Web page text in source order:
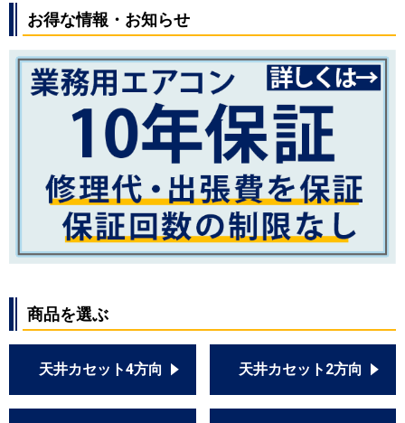
お得な情報・お知らせ
商品を選ぶ
天井カセット4方向 天井カセット2方向